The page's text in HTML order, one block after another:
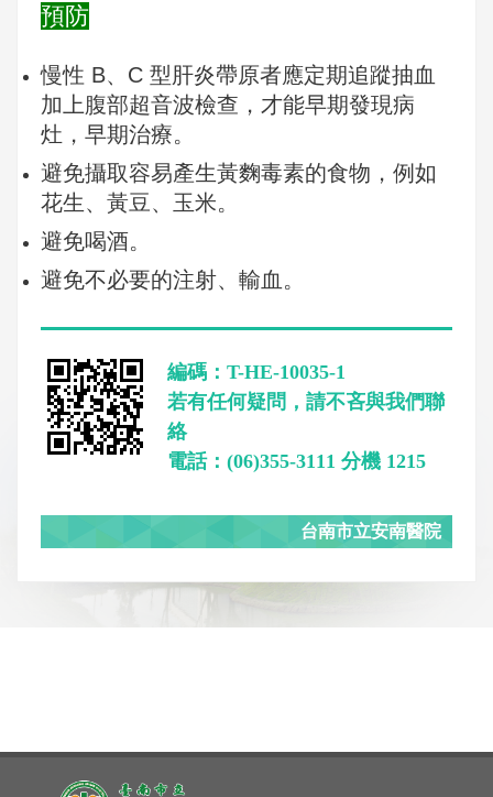
預防
慢性 B、C 型肝炎帶原者應定期追蹤抽血
加上腹部超音波檢查，才能早期發現病
灶，早期治療。
避免攝取容易產生黃麴毒素的食物，例如
花生、黃豆、玉米。
避免喝酒。
避免不必要的注射、輸血。
編碼：T-HE-10035-1
若有任何疑問，請不吝與我們聯
絡
電話：(06)355-3111 分機 1215
台南市立安南醫院